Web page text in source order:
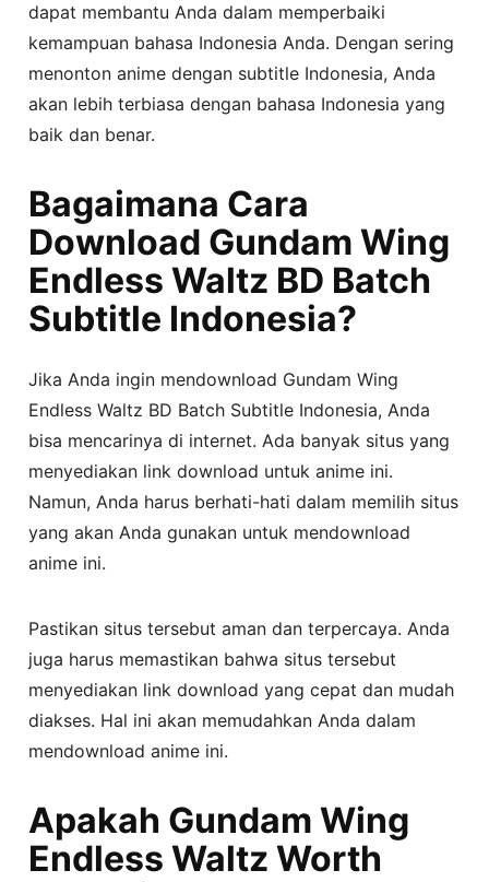
dapat membantu Anda dalam memperbaiki
kemampuan bahasa Indonesia Anda. Dengan sering
menonton anime dengan subtitle Indonesia, Anda
akan lebih terbiasa dengan bahasa Indonesia yang
baik dan benar.
Bagaimana Cara
Download Gundam Wing
Endless Waltz BD Batch
Subtitle Indonesia?
Jika Anda ingin mendownload Gundam Wing
Endless Waltz BD Batch Subtitle Indonesia, Anda
bisa mencarinya di internet. Ada banyak situs yang
menyediakan link download untuk anime ini.
Namun, Anda harus berhati-hati dalam memilih situs
yang akan Anda gunakan untuk mendownload
anime ini.
Pastikan situs tersebut aman dan terpercaya. Anda
juga harus memastikan bahwa situs tersebut
menyediakan link download yang cepat dan mudah
diakses. Hal ini akan memudahkan Anda dalam
mendownload anime ini.
Apakah Gundam Wing
Endless Waltz Worth